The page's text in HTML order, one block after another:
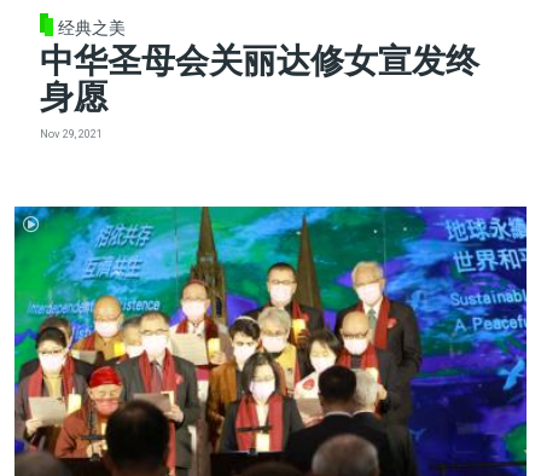
经典之美
中华圣母会关丽达修女宣发终
身愿
Nov 29, 2021